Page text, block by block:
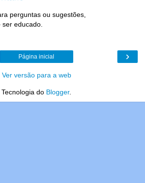
perguntas ou sugestões,
educado.
›
Página inicial
Ver versão para a web
Tecnologia do Blogger.